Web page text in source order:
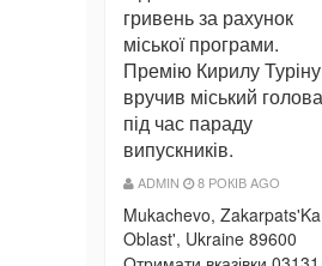
гривень за рахунок
міської програми.
Премію Кирилу Туріну
вручив міський голова
під час параду
випускників.
ADMIN 8 РОКІВ AGO
Mukachevo, Zakarpats'Ka
Oblast', Ukraine 89600